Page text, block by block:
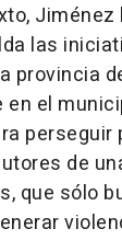
Jiménez
las
provincia
el
perseguir
de
que sólo